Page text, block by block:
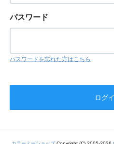
パスワード
パスワードを忘れた方はこちら